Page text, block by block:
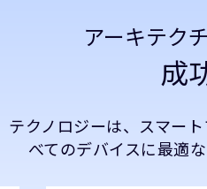
アーキテク
成
クノロジーは、スマー
べてのデバイスに最適